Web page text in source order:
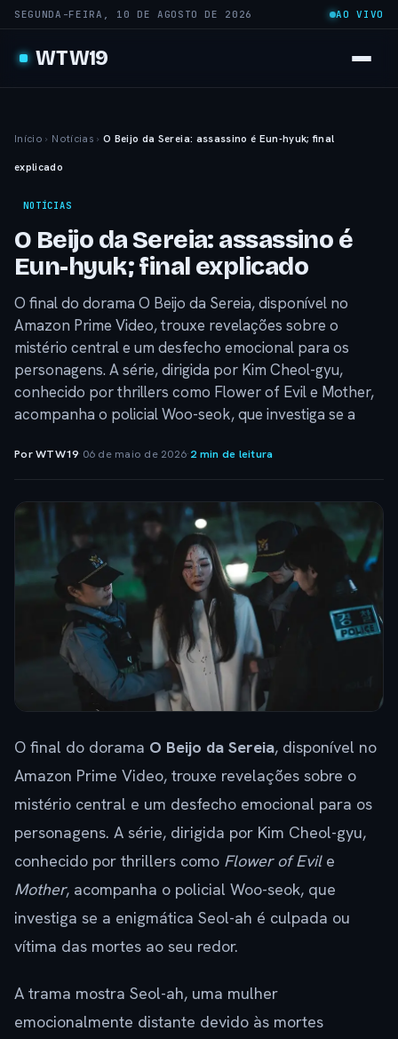
SEGUNDA-FEIRA, 10 DE AGOSTO DE 2026 AO VIVO
WTW19
Início › Notícias › O Beijo da Sereia: assassino é Eun-hyuk; final
explicado
NOTÍCIAS
O Beijo da Sereia: assassino é
Eun-hyuk; final explicado
O final do dorama O Beijo da Sereia, disponível no
Amazon Prime Video, trouxe revelações sobre o
mistério central e um desfecho emocional para os
personagens. A série, dirigida por Kim Cheol-gyu,
conhecido por thrillers como Flower of Evil e Mother,
acompanha o policial Woo-seok, que investiga se a
Por WTW19· 06 de maio de 2026·2 min de leitura
O final do dorama O Beijo da Sereia, disponível no
Amazon Prime Video, trouxe revelações sobre o
mistério central e um desfecho emocional para os
personagens. A série, dirigida por Kim Cheol-gyu,
conhecido por thrillers como Flower of Evile
Mother, acompanha o policial Woo-seok, que
investiga se a enigmática Seol-ah é culpada ou
vítima das mortes ao seu redor.
A trama mostra Seol-ah, uma mulher
emocionalmente distante devido às mortes